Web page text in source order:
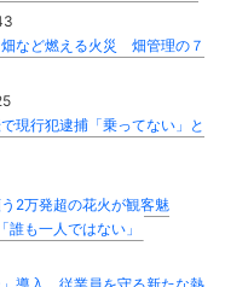
など燃える火災 畑管理の７
現行犯逮捕「乗ってない」と
2万発超の花火が観客魅
も一人ではない」